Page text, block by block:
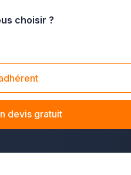
choisir ?
devis gratuit
ses propriétés isolantes.
d’en posséder